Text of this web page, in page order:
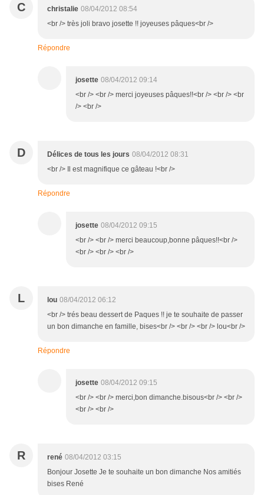
C christalie 08/04/2012 08:54
<br /> très joli bravo josette !! joyeuses pâques<br />
Répondre
josette 08/04/2012 09:14
<br /> <br /> merci joyeuses pâques!!<br /> <br /> <br
/> <br />
D Délices de tous les jours 08/04/2012 08:31
<br /> Il est magnifique ce gâteau !<br />
Répondre
josette 08/04/2012 09:15
<br /> <br /> merci beaucoup,bonne pâques!!<br />
<br /> <br /> <br />
L lou 08/04/2012 06:12
<br /> trés beau dessert de Paques !! je te souhaite de passer
un bon dimanche en famille, bises<br /> <br /> <br /> lou<br />
Répondre
josette 08/04/2012 09:15
<br /> <br /> merci,bon dimanche.bisous<br /> <br />
<br /> <br />
R rené 08/04/2012 03:15
Bonjour Josette Je te souhaite un bon dimanche Nos amitiés
bises René